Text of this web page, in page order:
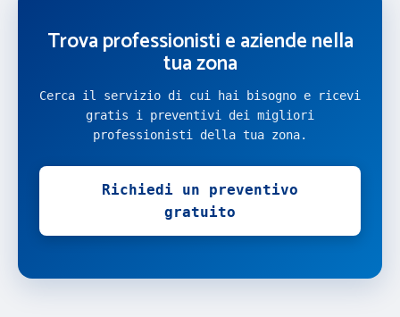
Trova professionisti e aziende nella
tua zona
Cerca il servizio di cui hai bisogno e ricevi
gratis i preventivi dei migliori
professionisti della tua zona.
Richiedi un preventivo
gratuito